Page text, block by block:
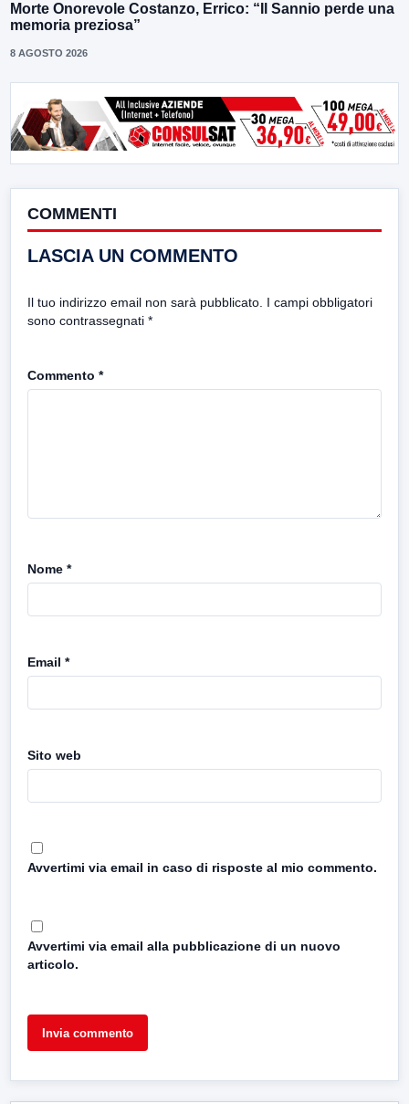
Morte Onorevole Costanzo, Errico: “Il Sannio perde una
memoria preziosa”
8 AGOSTO 2026
COMMENTI
LASCIA UN COMMENTO
Il tuo indirizzo email non sarà pubblicato. I campi obbligatori
sono contrassegnati *
Commento *
Nome *
Email *
Sito web
Avvertimi via email in caso di risposte al mio commento.
Avvertimi via email alla pubblicazione di un nuovo
articolo.